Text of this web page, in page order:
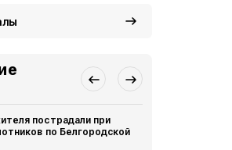
пострадали при
по Белгородской